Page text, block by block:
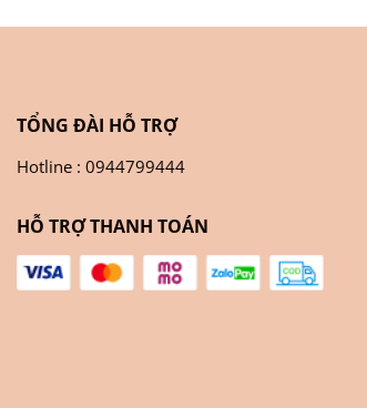
TỔNG ĐÀI HỖ TRỢ
Hotline : 0944799444
HỖ TRỢ THANH TOÁN